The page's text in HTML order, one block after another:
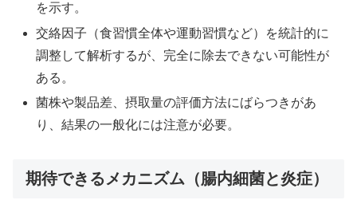
を示す。
交絡因子（食習慣全体や運動習慣など）を統計的に
調整して解析するが、完全に除去できない可能性が
ある。
菌株や製品差、摂取量の評価方法にばらつきがあ
り、結果の一般化には注意が必要。
期待できるメカニズム（腸内細菌と炎症）